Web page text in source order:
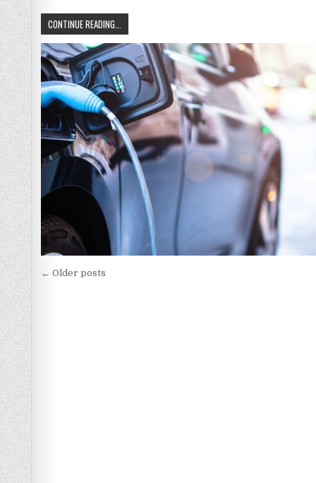
a
c
e
b
o
o
k
w
it
te
r
h
at
s
A
p
p
e
CONTINUE READING...
Navigasi
← Older posts